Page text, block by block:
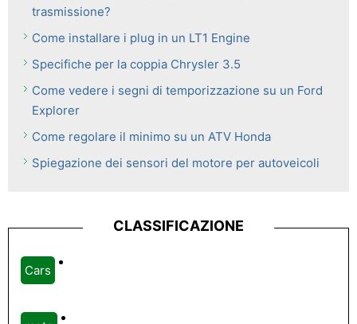
trasmissione?
Come installare i plug in un LT1 Engine
Specifiche per la coppia Chrysler 3.5
Come vedere i segni di temporizzazione su un Ford
Explorer
Come regolare il minimo su un ATV Honda
Spiegazione dei sensori del motore per autoveicoli
CLASSIFICAZIONE
Cars